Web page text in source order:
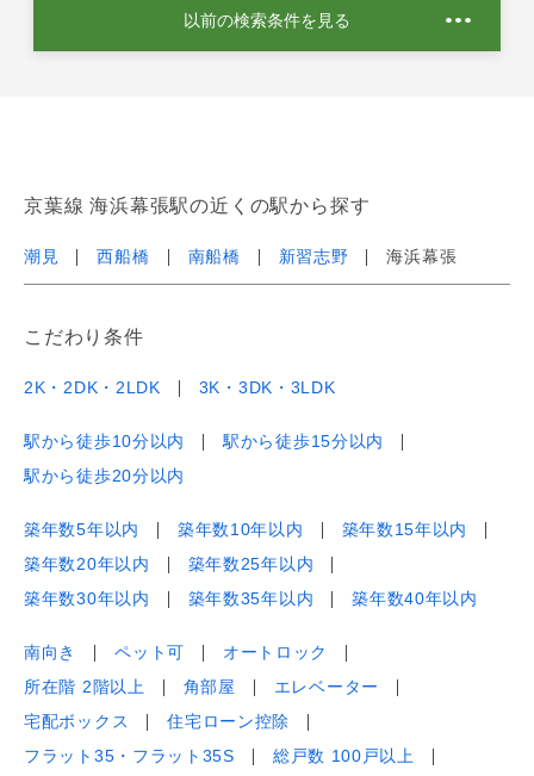
以前の検索条件を見る
京葉線 海浜幕張駅の近くの駅から探す
潮見 西船橋 南船橋 新習志野 海浜幕張
こだわり条件
2K・2DK・2LDK 3K・3DK・3LDK
駅から徒歩10分以内
駅から徒歩15分以内
駅から徒歩20分以内
築年数5年以内 築年数10年以内
築年数15年以内
築年数20年以内
築年数25年以内
築年数30年以内
築年数35年以内 築年数40年以内
南向き ペット可
オートロック
所在階 2階以上
角部屋
エレベーター
宅配ボックス
住宅ローン控除
フラット35・フラット35S
総戸数 100戸以上